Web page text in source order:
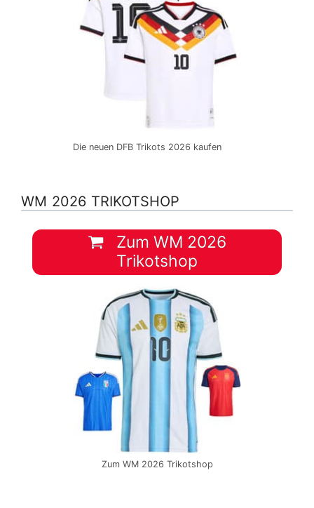
Die neuen DFB Trikots 2026 kaufen
WM 2026 TRIKOTSHOP
Zum WM 2026
Trikotshop
Zum WM 2026 Trikotshop